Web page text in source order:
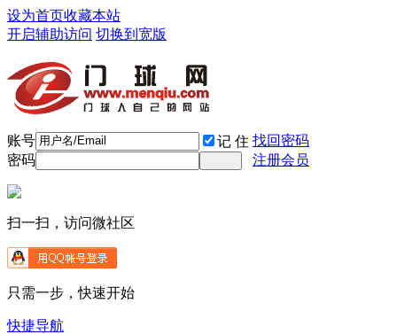
设为首页收藏本站
开启辅助访问 切换到宽版
账号 记 住 找回密码
密码
注册会员
扫一扫，访问微社区
只需一步，快速开始
快捷导航